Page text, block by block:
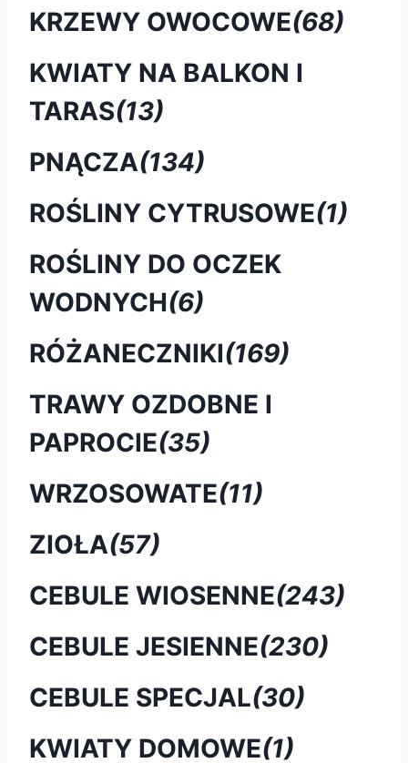
KRZEWY OWOCOWE(68)
KWIATY NA BALKON I
TARAS(13)
PNĄCZA(134)
ROŚLINY CYTRUSOWE(1)
ROŚLINY DO OCZEK
WODNYCH(6)
RÓŻANECZNIKI(169)
TRAWY OZDOBNE I
PAPROCIE(35)
WRZOSOWATE(11)
ZIOŁA(57)
CEBULE WIOSENNE(243)
CEBULE JESIENNE(230)
CEBULE SPECJAL(30)
KWIATY DOMOWE(1)